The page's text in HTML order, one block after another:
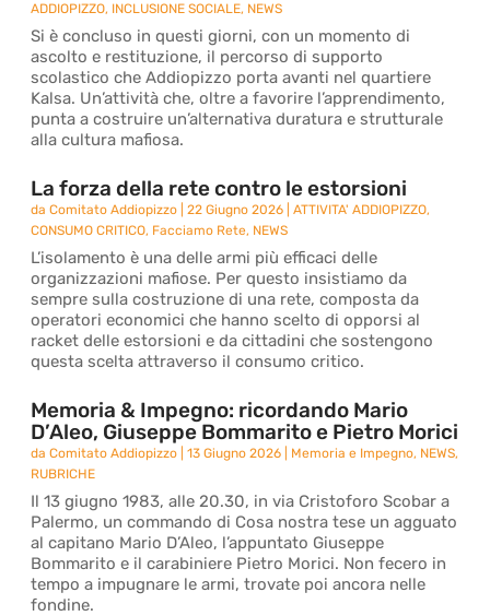
ADDIOPIZZO, INCLUSIONE SOCIALE, NEWS
Si è concluso in questi giorni, con un momento di
ascolto e restituzione, il percorso di supporto
scolastico che Addiopizzo porta avanti nel quartiere
Kalsa. Un’attività che, oltre a favorire l’apprendimento,
punta a costruire un’alternativa duratura e strutturale
alla cultura mafiosa.
La forza della rete contro le estorsioni
daComitato Addiopizzo |22 Giugno 2026 |ATTIVITA' ADDIOPIZZO,
CONSUMO CRITICO, Facciamo Rete, NEWS
L’isolamento è una delle armi più efficaci delle
organizzazioni mafiose. Per questo insistiamo da
sempre sulla costruzione di una rete, composta da
operatori economici che hanno scelto di opporsi al
racket delle estorsioni e da cittadini che sostengono
questa scelta attraverso il consumo critico.
Memoria & Impegno: ricordando Mario
D’Aleo, Giuseppe Bommarito e Pietro Morici
daComitato Addiopizzo |13 Giugno 2026 Memoria e Impegno, NEWS,
RUBRICHE
Il 13 giugno 1983, alle 20.30, in via Cristoforo Scobar a
Palermo, un commando di Cosa nostra tese un agguato
al capitano Mario D’Aleo, l’appuntato Giuseppe
Bommarito e il carabiniere Pietro Morici. Non fecero in
tempo a impugnare le armi, trovate poi ancora nelle
fondine.